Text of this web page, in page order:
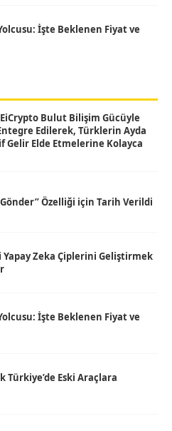
İşte Beklenen Fiyat ve
EiCrypto Bulut Bilişim Gücüyle
Edilerek, Türklerin Ayda
Gelir Elde Etmelerine Kolayca
Gönder” Özelliği için Tarih Verildi
Zeka Çiplerini Geliştirmek
İşte Beklenen Fiyat ve
Türkiye’de Eski Araçlara